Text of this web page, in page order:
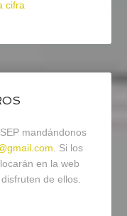
cifra
mandándonos
. Si los
en la web
de ellos.